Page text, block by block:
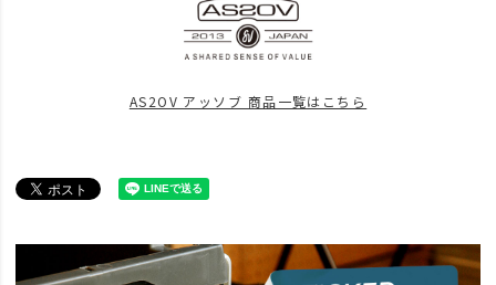
アウトドア・キャンプ用品 コンテナ・収納
アウトドア・キャンプ用品 コンテナ・収納
サイズ豊かな新作トランクカーゴが登場。
news AS2OV CONTAINER
news 最高な秋キャンプにするためのアイテム10選。
AS2OV アッソブ 商品一覧はこちら